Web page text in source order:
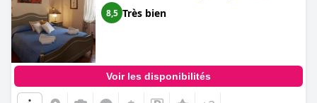
8,5 Très bien
Voir les disponibilités